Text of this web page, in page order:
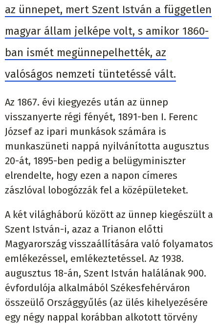
az ünnepet, mert Szent István a független
magyar állam jelképe volt, s amikor 1860-
ban ismét megünnepelhették, az
valóságos nemzeti tüntetéssé vált.
Az 1867. évi kiegyezés után az ünnep
visszanyerte régi fényét, 1891-ben I. Ferenc
József az ipari munkások számára is
munkaszüneti nappá nyilvánította augusztus
20-át, 1895-ben pedig a belügyminiszter
elrendelte, hogy ezen a napon címeres
zászlóval lobogózzák fel a középületeket.
A két világháború között az ünnep kiegészült a
Szent István-i, azaz a Trianon előtti
Magyarország visszaállítására való folyamatos
emlékezéssel, emlékeztetéssel. Az 1938.
augusztus 18-án, Szent István halálának 900.
évfordulója alkalmából Székesfehérváron
összeülő Országgyűlés (az ülés kihelyezésére
egy négy nappal korábban alkotott törvény